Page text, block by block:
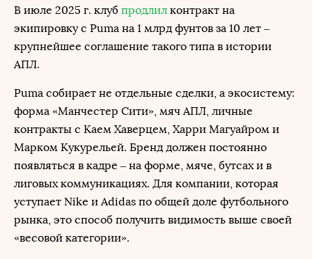
В июле 2025 г. клуб продлил контракт на
экипировку с Puma на 1 млрд фунтов за 10 лет –
крупнейшее соглашение такого типа в истории
АПЛ.
Puma собирает не отдельные сделки, а экосистему:
форма «Манчестер Сити», мяч АПЛ, личные
контракты с Каем Хаверцем, Харри Магуайром и
Марком Кукурельей. Бренд должен постоянно
появляться в кадре – на форме, мяче, бутсах и в
лиговых коммуникациях. Для компании, которая
уступает Nike и Adidas по общей доле футбольного
рынка, это способ получить видимость выше своей
«весовой категории».